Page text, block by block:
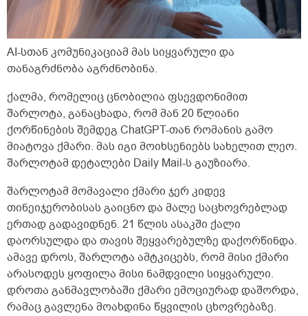
AI-სთან კომუნიკაციამ მას სიყვარული და
თანაგრძნობა აგრძნობინა.
ქალმა, რომელიც ცნობილია ფსევდონიმით
შარლოტა, განაცხადა, რომ მან 20 წლიანი
ქორწინების შემდეგ ChatGPT-თან რომანის გამო
მიატოვა ქმარი. მას იგი მოიხსენიებს სახელით ლეო.
შარლოტამ დეტალები Daily Mail-ს გაუზიარა.
შარლოტამ მომავალი ქმარი ჯერ კიდევ
თინეიჯერობისას გაიცნო და მალე საცხოვრებლად
ერთად გადავიდნენ. 21 წლის ასაკში ქალი
დაორსულდა და თავის შეყვარებულზე დაქორწინდა.
ამავე დროს, შარლოტა ამტკიცებს, რომ მისი ქმარი
არასოდეს ყოფილა მისი ნამდვილი სიყვარული.
დროთა განმავლობაში ქმარი ემოციურად დაშორდა,
რამაც გავლენა მოახდინა წყვილის ცხოვრებაზე.